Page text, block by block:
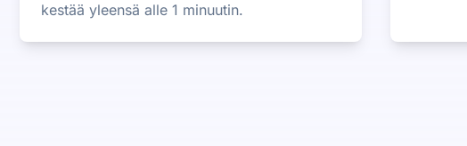
kestää yleensä alle 1 minuutin.